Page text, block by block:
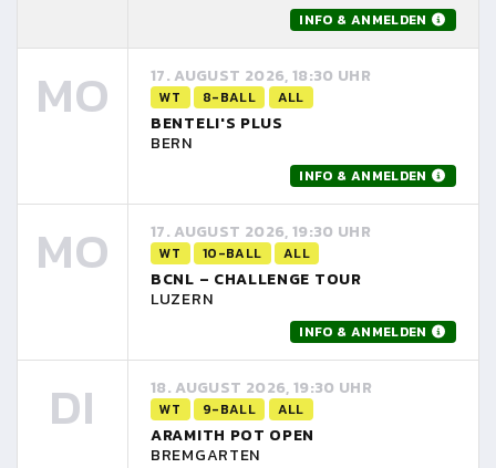
INFO & ANMELDEN
MO 17. AUGUST 2026, 18:30 UHR
WT 8-BALL ALL
BENTELI'S PLUS
BERN
INFO & ANMELDEN
MO 17. AUGUST 2026, 19:30 UHR
WT 10-BALL ALL
BCNL – CHALLENGE TOUR
LUZERN
INFO & ANMELDEN
DI 18. AUGUST 2026, 19:30 UHR
WT 9-BALL ALL
ARAMITH POT OPEN
BREMGARTEN